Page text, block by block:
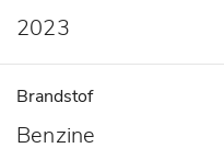
2023
Brandstof
Benzine